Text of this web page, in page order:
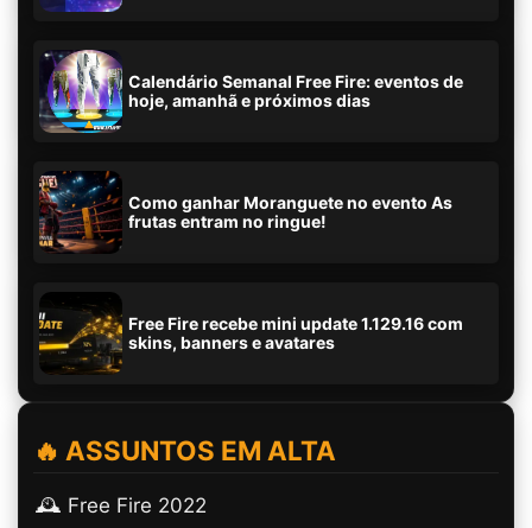
Calendário Semanal Free Fire: eventos de
hoje, amanhã e próximos dias
Como ganhar Moranguete no evento As
frutas entram no ringue!
Free Fire recebe mini update 1.129.16 com
skins, banners e avatares
🔥 ASSUNTOS EM ALTA
🕰️ Free Fire 2022